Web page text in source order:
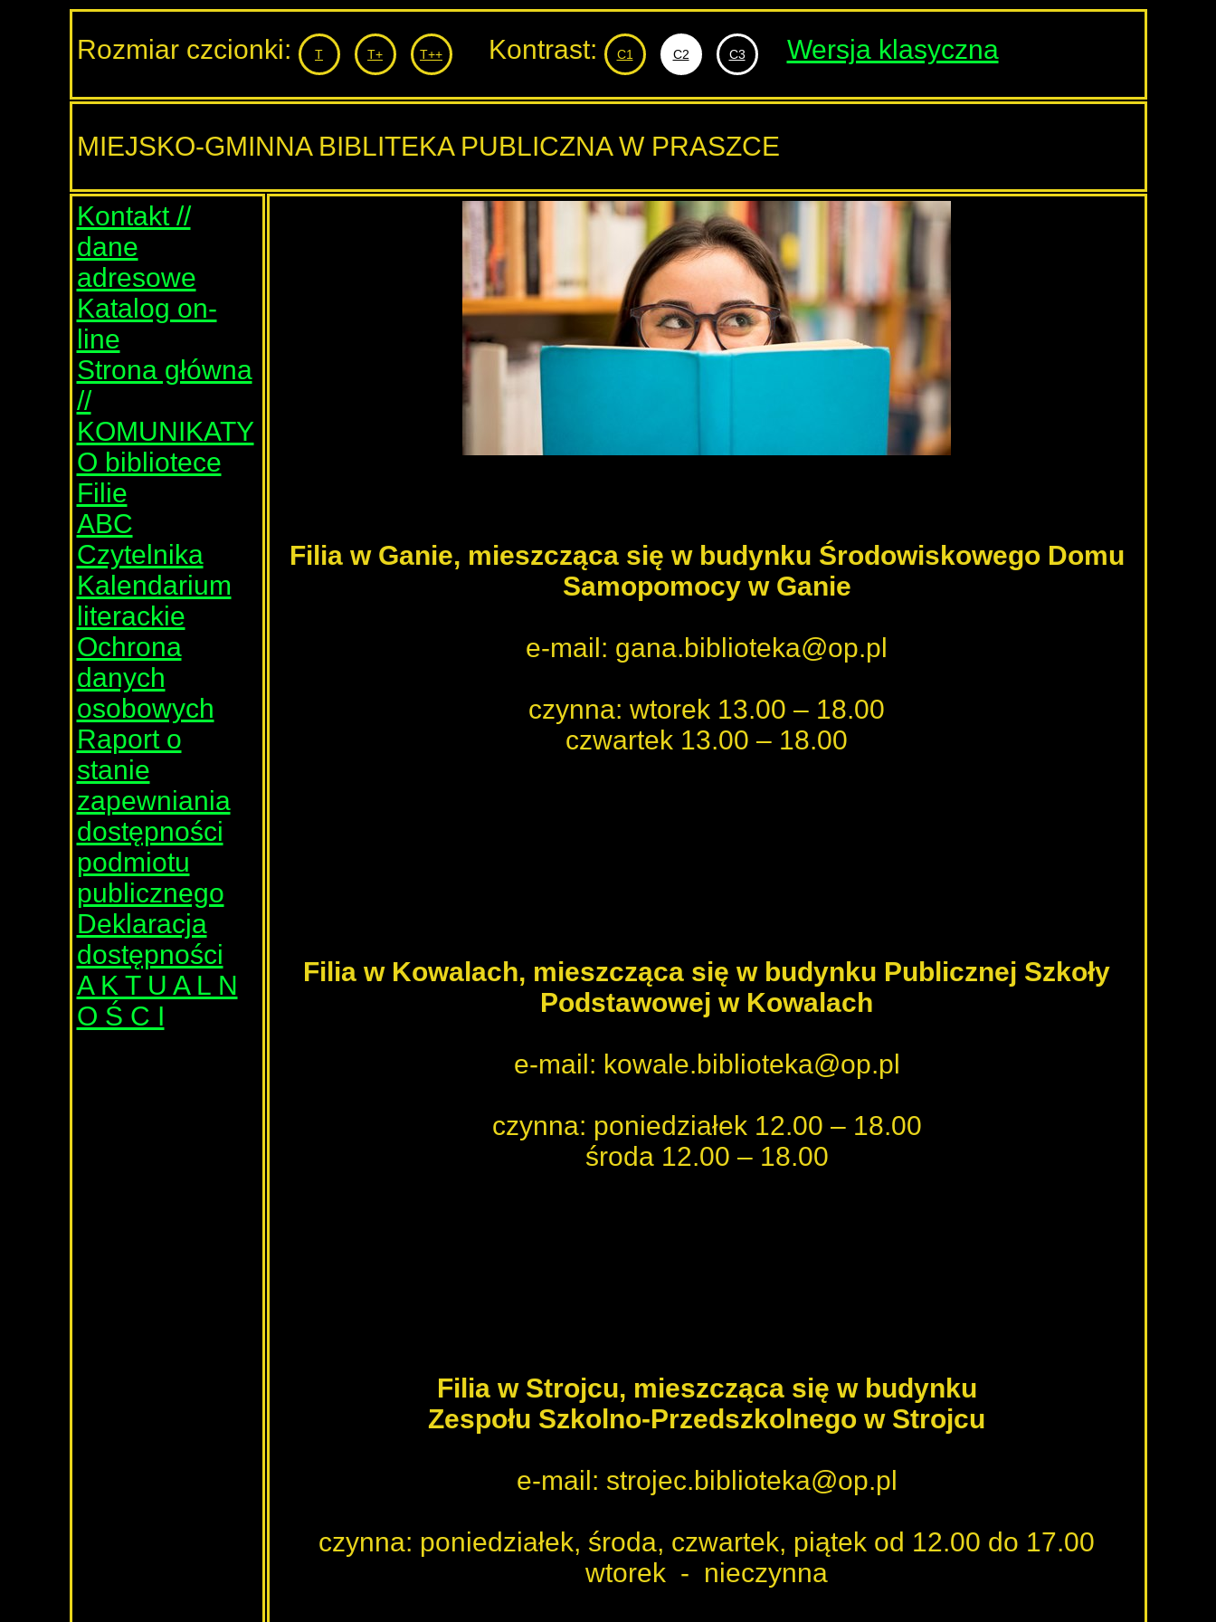
Rozmiar czcionki: T T+ T++ Kontrast: C1 C2 C3 Wersja klasyczna
MIEJSKO-GMINNA BIBLITEKA PUBLICZNA W PRASZCE
Kontakt //
dane
adresowe
Katalog on-
line
Strona główna
//
KOMUNIKATY
O bibliotece
Filie
ABC
Czytelnika
Kalendarium
literackie
Ochrona
danych
osobowych
Raport o
stanie
zapewniania
dostępności
podmiotu
publicznego
Deklaracja
dostępności
A K T U A L N
O Ś C I
Filia w Ganie, mieszcząca się w budynku Środowiskowego Domu
Samopomocy w Ganie
e-mail: gana.biblioteka@op.pl
czynna: wtorek 13.00 – 18.00
czwartek 13.00 – 18.00
Filia w Kowalach, mieszcząca się w budynku Publicznej Szkoły
Podstawowej w Kowalach
e-mail: kowale.biblioteka@op.pl
czynna: poniedziałek 12.00 – 18.00
środa 12.00 – 18.00
Filia w Strojcu, mieszcząca się w budynku
Zespołu Szkolno-Przedszkolnego w Strojcu
e-mail: strojec.biblioteka@op.pl
czynna: poniedziałek, środa, czwartek, piątek od 12.00 do 17.00
wtorek - nieczynna